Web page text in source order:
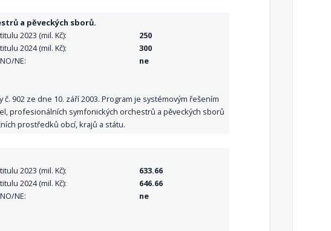
a pěveckých sborů.
2023 (mil. Kč):
250
2024 (mil. Kč):
300
NE:
ne
902 ze dne 10. září 2003. Program je systémovým řešením
profesionálních symfonických orchestrů a pěveckých sborů
prostředků obcí, krajů a státu.
2023 (mil. Kč):
633.66
2024 (mil. Kč):
646.66
NE:
ne